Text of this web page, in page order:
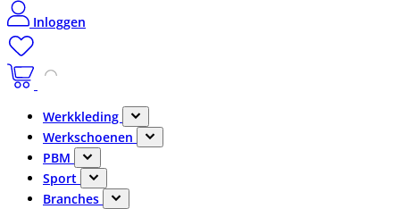
Inloggen
Werkkleding
Werkschoenen
PBM
Sport
Branches